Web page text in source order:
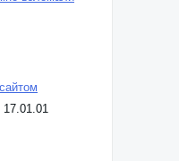
взломали